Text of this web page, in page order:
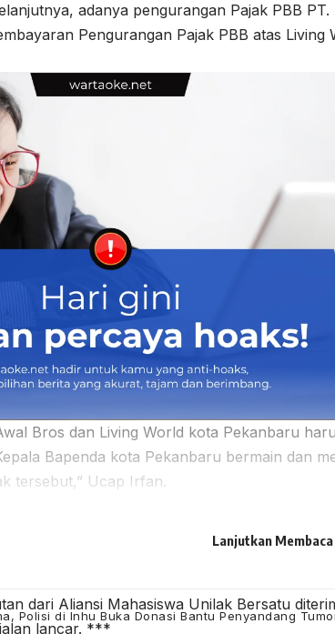
adanya pengurangan Pajak PBB PT.
Pengurangan Pajak PBB atas Living
Bros dan Living World kota Pekanbaru
Bapenda kota Pekanbaru bermain dan
tersebut,” Ucap Irfan.
maka Aliansi Mahasiswa Unilak Bersatu akan
dari Aliansi Mahasiswa Unilak Bersatu
lancar. ***
Lanjutkan Membaca
Polisi di Inhu Buka Donasi Bantu Penyandang